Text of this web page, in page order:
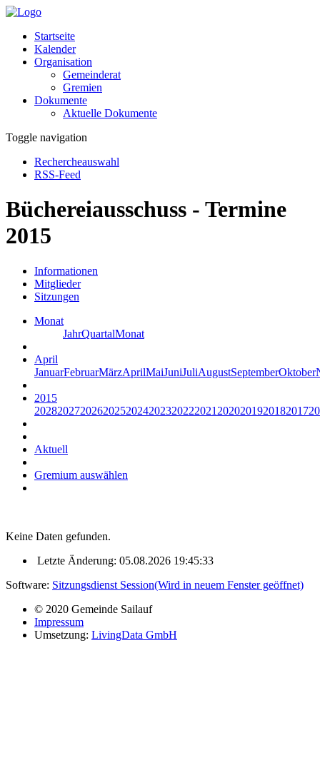
Startseite
Kalender
Organisation
Gemeinderat
Gremien
Dokumente
Aktuelle Dokumente
Toggle navigation
Rechercheauswahl
RSS-Feed
Büchereiausschuss - Termine
2015
Informationen
Mitglieder
Sitzungen
Monat
JahrQuartalMonat
April
JanuarFebruarMärzAprilMaiJuniJuliAugustSeptemberOktober
2015
20282027202620252024202320222021 2020201920182017
Aktuell
Gremium auswählen
Keine Daten gefunden.
Letzte Änderung: 05.08.2026 19:45:33
Software: Sitzungsdienst Session(Wird in neuem Fenster geöffnet)
© 2020 Gemeinde Sailauf
Impressum
Umsetzung: LivingData GmbH